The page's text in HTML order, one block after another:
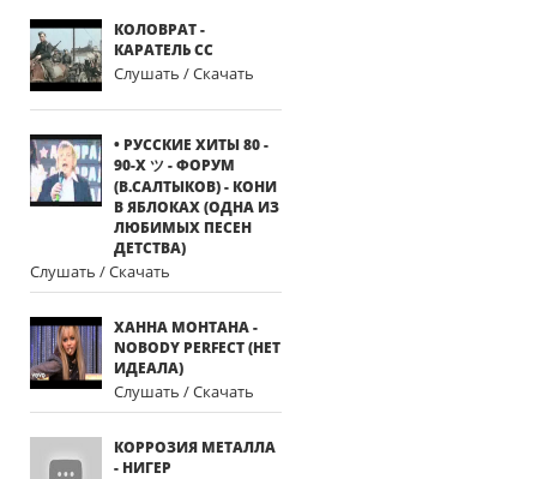
КОЛОВРАТ -
КАРАТЕЛЬ СС
Слушать / Скачать
• РУССКИЕ ХИТЫ 80 -
90-Х ツ - ФОРУМ
(В.САЛТЫКОВ) - КОНИ
В ЯБЛОКАХ (ОДНА ИЗ
ЛЮБИМЫХ ПЕСЕН
ДЕТСТВА)
Слушать / Скачать
ХАННА МОНТАНА -
NOBODY PERFECT (НЕТ
ИДЕАЛА)
Слушать / Скачать
КОРРОЗИЯ МЕТАЛЛА
- НИГЕР